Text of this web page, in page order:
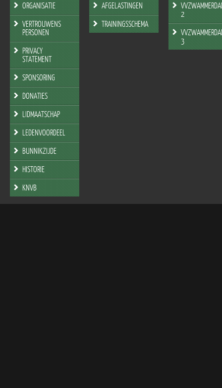
ORGANISATIE
VERTROUWENS
PERSONEN
PRIVACY
STATEMENT
SPONSORING
DONATIES
LIDMAATSCHAP
LEDENVOORDEEL
BUNNIKZIJDE
HISTORIE
KNVB
AFGELASTINGEN
TRAININGSSCHEMA
2
3